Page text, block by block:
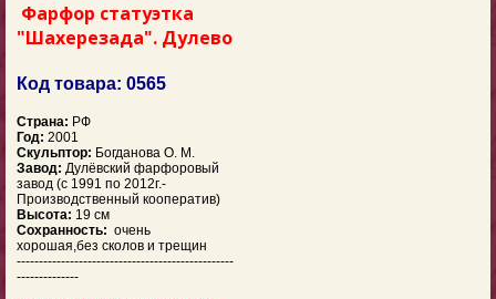
Фарфор статуэтка
"Шахерезада". Дулево
Код товара: 0565
Страна: РФ
Год: 2001
Скульптор: Богданова О. М.
Завод: Дулёвский фарфоровый
завод (с 1991 по 2012г.-
Производственный кооператив)
Высота: 19 см
Сохранность: очень
хорошая,без сколов и трещин
-------------------------------------------------
--------------